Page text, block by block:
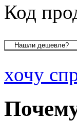
Код
хочу